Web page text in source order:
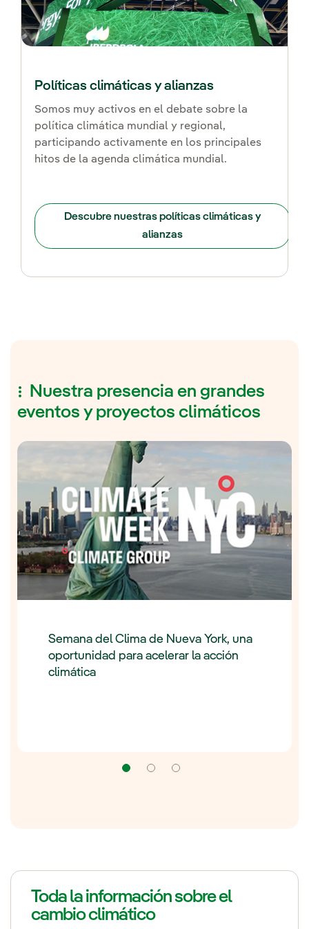
Políticas climáticas y alianzas
Somos muy activos en el debate sobre la
política climática mundial y regional,
participando activamente en los principales
hitos de la agenda climática mundial.
Descubre nuestras políticas climáticas y
alianzas
Nuestra presencia en grandes
eventos y proyectos climáticos
Semana del Clima de Nueva York, una
oportunidad para acelerar la acción
climática
Navegación
Toda la información sobre el
cambio climático